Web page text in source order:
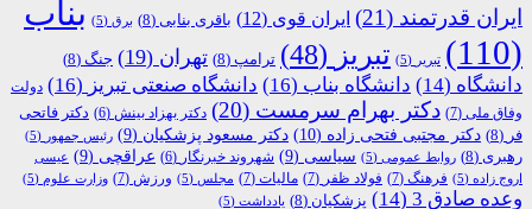
ایران قدرتمند (21) ایران قوی (12) باقری بنابی (8) برق (5)
بناب
(110)
تبریر (5) تبریز (48) ترامپ (8) تهران (19) جنگ (8)
دانشگاه (14) دانشگاه بناب (16) دانشگاه صنعتی تبریز (16)
دولت
وفاق ملی (7) دکتر بهرام سرمست (20) دکتر بهزاد بینش (6)
دکتر فاتحی
فر (8) دکتر مجتبی فتحی زاده (10) دکتر مسعود پزشکیان (9) رئیس جمهور (5)
رهبری (8) روابط عمومی (5) سیاسی (9) شهروند خبرنگار (6) عراقچی (9)
عیسی
اروج زاده (5) فرهنگ (7) فولاد ظفر (7) مالیات (7) مجلس (5) ورزش (7) وزارت علوم (5)
وعده صادق 3 (14) پزشکیان (8) یادداشت (5)